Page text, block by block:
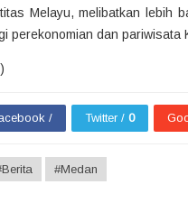
Melayu, melibatkan lebih
perekonomian dan pariwisata
/ Twitter / 0
#Medan